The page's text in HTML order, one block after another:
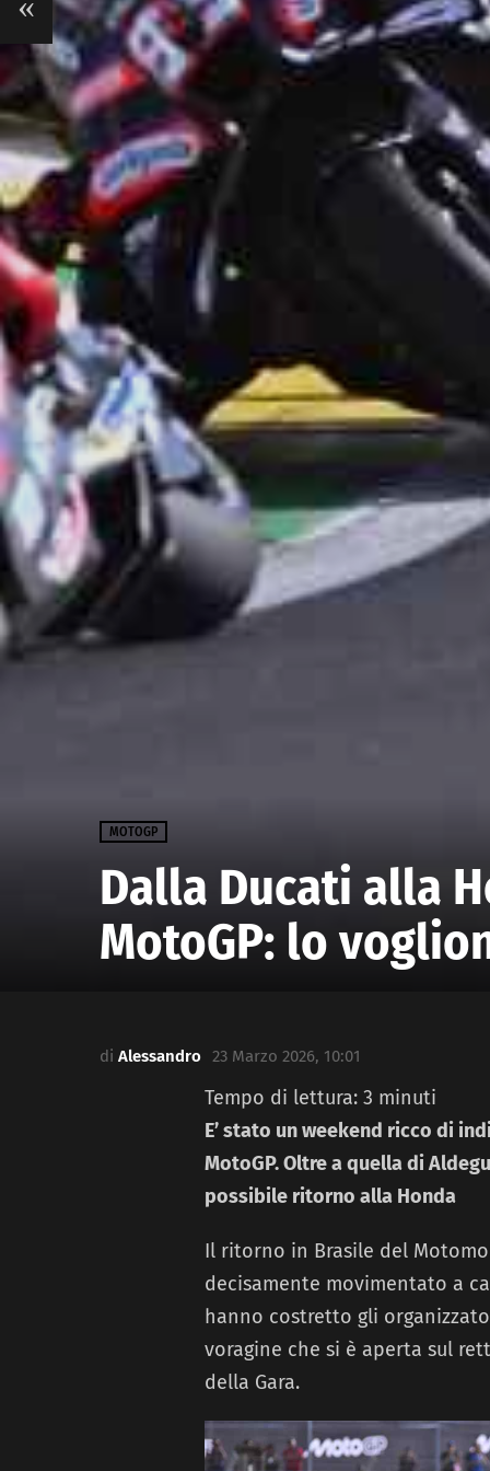
MOTOGP
Dalla Ducati alla
MotoGP: lo
di Alessandro 23 Marzo 2026, 10:01
Tempo di lettura: 3 minuti
E’ stato un weekend ricco di
MotoGP. Oltre a quella di
possibile ritorno alla Honda
Il ritorno in Brasile del
decisamente movimentato a
hanno costretto gli
voragine che si è aperta sul
della Gara.